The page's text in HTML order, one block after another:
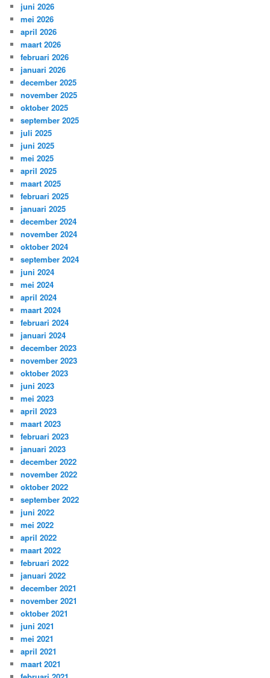
juni 2026
mei 2026
april 2026
maart 2026
februari 2026
januari 2026
december 2025
november 2025
oktober 2025
september 2025
juli 2025
juni 2025
mei 2025
april 2025
maart 2025
februari 2025
januari 2025
december 2024
november 2024
oktober 2024
september 2024
juni 2024
mei 2024
april 2024
maart 2024
februari 2024
januari 2024
december 2023
november 2023
oktober 2023
juni 2023
mei 2023
april 2023
maart 2023
februari 2023
januari 2023
december 2022
november 2022
oktober 2022
september 2022
juni 2022
mei 2022
april 2022
maart 2022
februari 2022
januari 2022
december 2021
november 2021
oktober 2021
juni 2021
mei 2021
april 2021
maart 2021